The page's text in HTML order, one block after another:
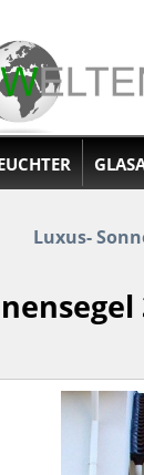
Luxus-